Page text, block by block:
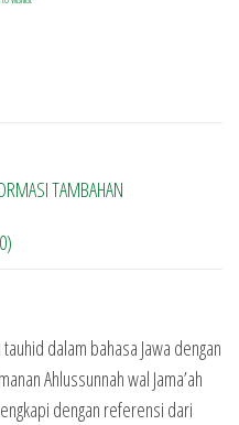
TAMBAHAN
dalam bahasa Jawa dengan
Ahlussunnah wal Jama’ah
dengan referensi dari